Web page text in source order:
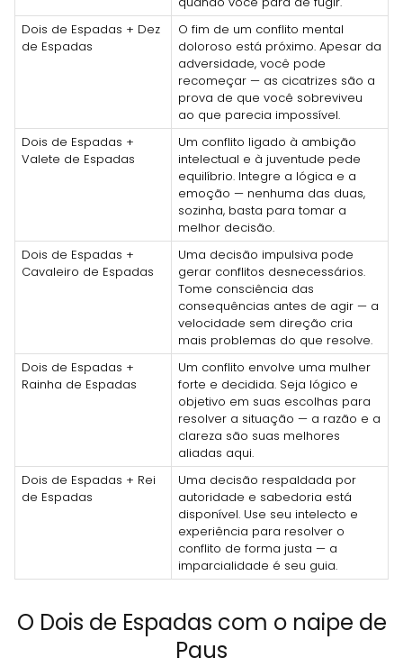
Dois de Espadas + Dez
de Espadas
O fim de um conflito mental
doloroso está próximo. Apesar da
adversidade, você pode
recomeçar — as cicatrizes são a
prova de que você sobreviveu
ao que parecia impossível.
Dois de Espadas +
Valete de Espadas
Um conflito ligado à ambição
intelectual e à juventude pede
equilíbrio. Integre a lógica e a
emoção — nenhuma das duas,
sozinha, basta para tomar a
melhor decisão.
Dois de Espadas +
Cavaleiro de Espadas
Uma decisão impulsiva pode
gerar conflitos desnecessários.
Tome consciência das
consequências antes de agir — a
velocidade sem direção cria
mais problemas do que resolve.
Dois de Espadas +
Rainha de Espadas
Um conflito envolve uma mulher
forte e decidida. Seja lógico e
objetivo em suas escolhas para
resolver a situação — a razão e a
clareza são suas melhores
aliadas aqui.
Dois de Espadas + Rei
de Espadas
Uma decisão respaldada por
autoridade e sabedoria está
disponível. Use seu intelecto e
experiência para resolver o
conflito de forma justa — a
imparcialidade é seu guia.
O Dois de Espadas com o naipe de
Paus